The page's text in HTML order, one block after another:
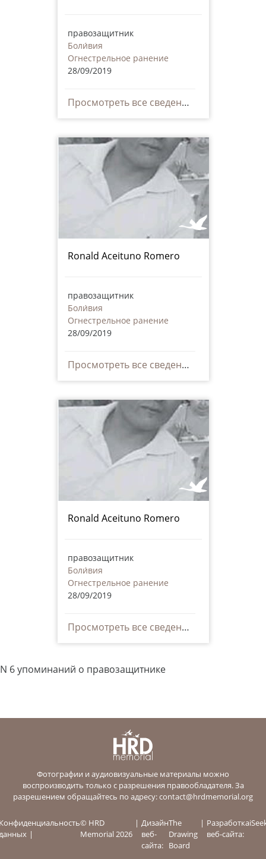
правозащитник
Боли́вия
Огнестрельное ранение
28/09/2019
Просмотреть все сведения
Ronald Aceituno Romero
правозащитник
Боли́вия
Огнестрельное ранение
28/09/2019
Просмотреть все сведения
Ronald Aceituno Romero
правозащитник
Боли́вия
Огнестрельное ранение
28/09/2019
Просмотреть все сведения
N 6 упоминаний о правозащитнике
Фотографии и аудиовизуальные материалы можно
воспроизводить только с разрешения правообладателя. За
разрешением обращайтесь по адресу:contact@hrdmemorial.org
© HRD
Memorial 2026
Дизайн
веб-
сайта:
The
Drawing
Board
Разработка
веб-сайта: